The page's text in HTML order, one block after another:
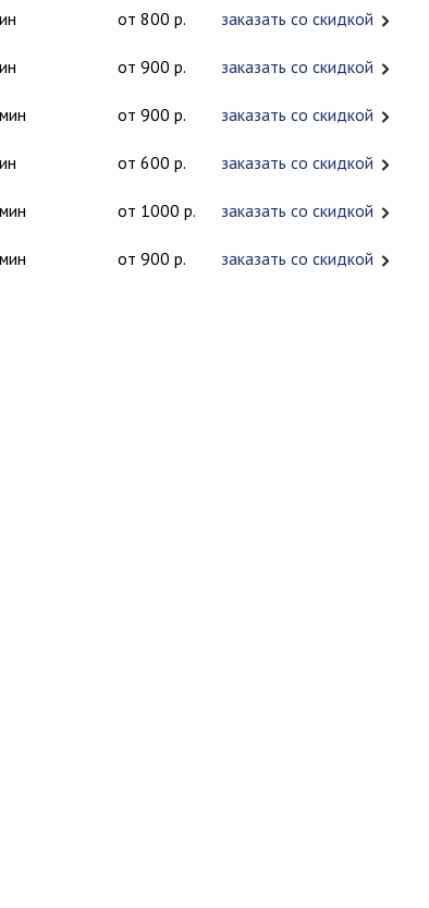
от 800 р. заказать со скидкой
от 900 р. заказать со скидкой
от 900 р. заказать со скидкой
от 600 р. заказать со скидкой
от 1000 р. заказать со скидкой
от 900 р. заказать со скидкой